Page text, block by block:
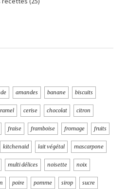
amandes banane biscuits
cerise chocolat citron
fraise framboise fromage fruits
kitchenaid lait végétal mascarpone
multi délices noisette noix
poire pomme sirop sucre